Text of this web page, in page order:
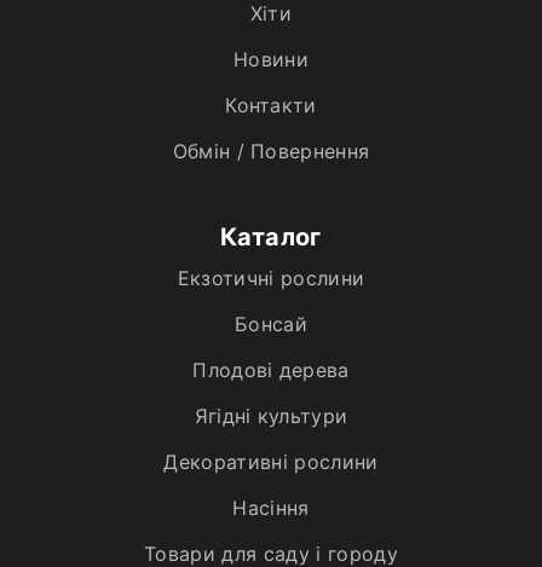
Хiти
Новини
Контакти
Обмін / Повернення
Каталог
Екзотичні рослини
Бонсай
Плодові дерева
Ягідні культури
Декоративні рослини
Насіння
Товари для саду і городу